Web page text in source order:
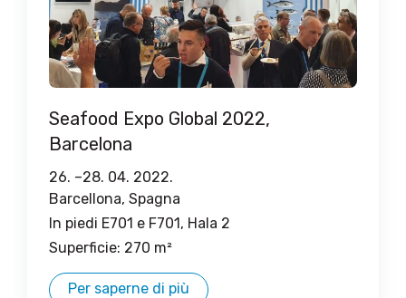
Seafood Expo Global 2022,
Barcelona
26. –28. 04. 2022.
Barcellona, ​​​​Spagna
In piedi E701 e F701, Hala 2
Superficie: 270 m²
Per saperne di più